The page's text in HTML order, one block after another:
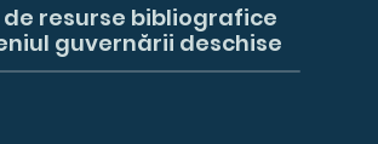
resurse bibliografice
guvernării deschise